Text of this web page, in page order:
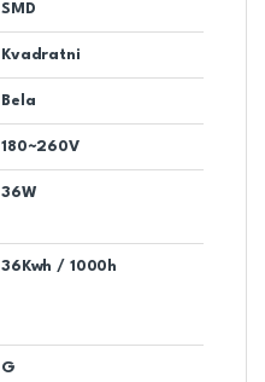
SMD
Kvadratni
Bela
180~260V
36W
36Kwh / 1000h
G